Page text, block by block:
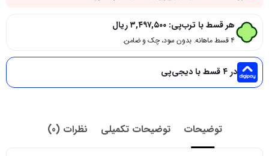
هر قسط با ترب‌پی: ۳,۴۹۷,۵۰۰ریال
۴ قسط ماهانه. بدون سود، چک و ضامن.
در ۴ قسط با دیجی‌پی
توضیحات توضیحات تکمیلی نظرات (0)